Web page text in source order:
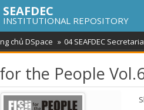
SEAFDEC
INSTITUTIONAL REPOSITORY
chủ DSpace 04 SEAFDEC
the People